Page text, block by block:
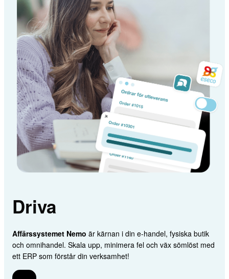
Driva
Affärssystemet Nemo är kärnan i din e-handel, fysiska butik
och omnihandel. Skala upp, minimera fel och väx sömlöst med
ett ERP som förstår din verksamhet!